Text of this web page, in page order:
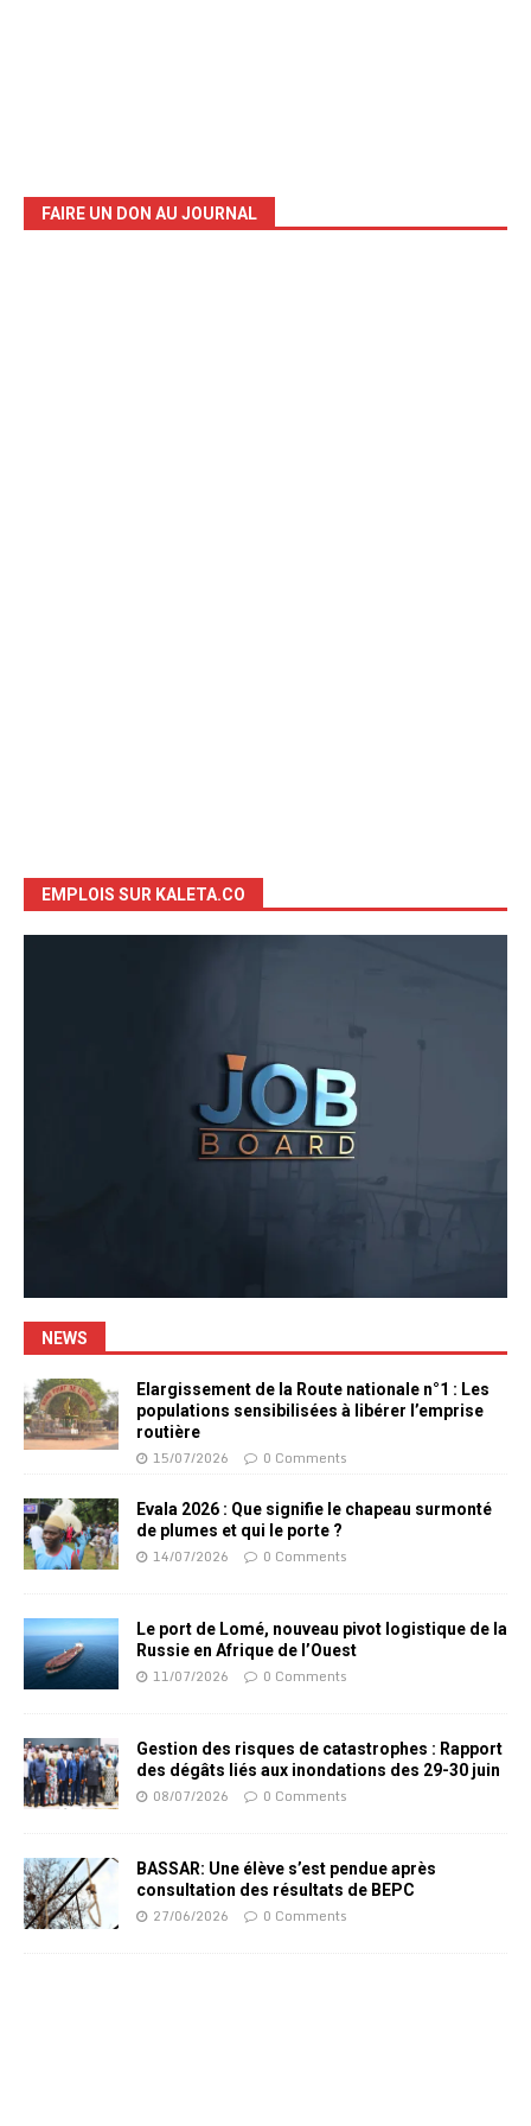
FAIRE UN DON AU JOURNAL
EMPLOIS SUR KALETA.CO
NEWS
Elargissement de la Route nationale n°1 : Les
populations sensibilisées à libérer l’emprise
routière
15/07/2026 0 Comments
Evala 2026 : Que signifie le chapeau surmonté
de plumes et qui le porte ?
14/07/2026 0 Comments
Le port de Lomé, nouveau pivot logistique de la
Russie en Afrique de l’Ouest
11/07/2026 0 Comments
Gestion des risques de catastrophes : Rapport
des dégâts liés aux inondations des 29-30 juin
08/07/2026 0 Comments
BASSAR: Une élève s’est pendue après
consultation des résultats de BEPC
27/06/2026 0 Comments